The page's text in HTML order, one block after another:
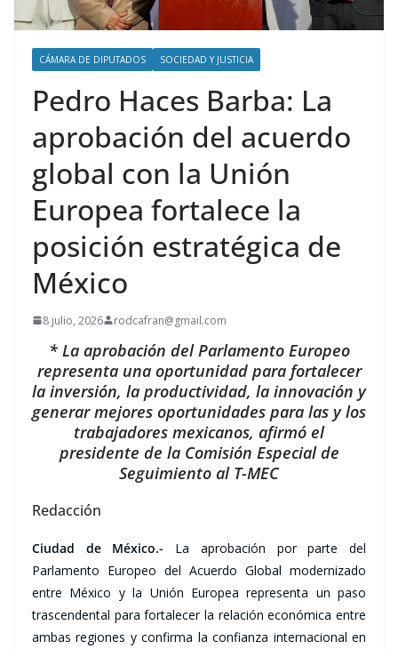
CÁMARA DE DIPUTADOS SOCIEDAD Y JUSTICIA
Pedro Haces Barba: La
aprobación del acuerdo
global con la Unión
Europea fortalece la
posición estratégica de
México
8 julio, 2026 rodcafran@gmail.com
* La aprobación del Parlamento Europeo
representa una oportunidad para fortalecer
la inversión, la productividad, la innovación y
generar mejores oportunidades para las y los
trabajadores mexicanos, afirmó el
presidente de la Comisión Especial de
Seguimiento al T-MEC
Redacción
Ciudad de México.- La aprobación por parte del
Parlamento Europeo del Acuerdo Global modernizado
entre México y la Unión Europea representa un paso
trascendental para fortalecer la relación económica entre
ambas regiones y confirma la confianza internacional en